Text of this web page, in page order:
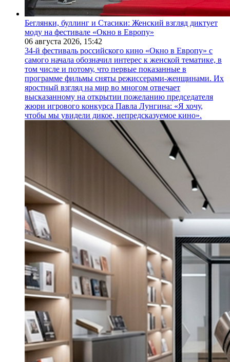
Беглянки, буллинг и Стасики: Женский взгляд диктует
моду на фестивале «Окно в Европу»
06 августа 2026, 15:42
34-й фестиваль российского кино «Окно в Европу» с
самого начала обозначил интерес к женской тематике, в
том числе и потому, что первые показанные в
программе фильмы сняты режиссерами-женщинами. Их
яростный взгляд на мир во многом отвечает
высказанному на открытии пожеланию председателя
жюри игрового конкурса Павла Лунгина: «Я хочу,
чтобы мы увидели дикое, непредсказуемое кино».